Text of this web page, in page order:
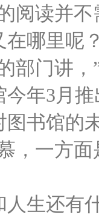
阅读并
在哪里呢
部门讲，
年3月
图书馆的
，一方
生还有